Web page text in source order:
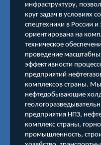
инфраструктуру,
круг задач в условиях
спецтехники в России
ориентирована на
техническое
проведение
эффективности
предприятий
комплексов страны.
нефтедобывающие
предприятия НПЗ,
комплекс страны,
промышленность,